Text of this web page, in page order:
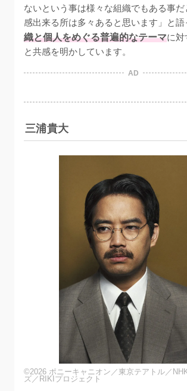
ないという事は様々な組織でもある事
感出来る所は多々あると思います」と語
織と個人をめぐる普遍的なテーマに対
と共感を明かしています。
AD
三浦貴大
©2026 ポニーキャニオン／東京テアトル／
ズ／RIKIプロジェクト